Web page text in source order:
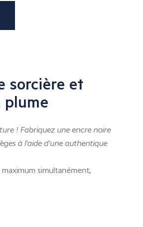
sorcière et
! Fabriquez une encre noire
à l’aide d’une authentique
simultanément,